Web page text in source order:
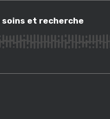
et rechercheet recherche